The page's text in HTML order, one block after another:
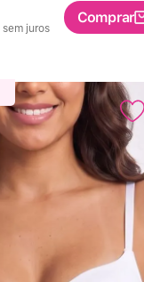
sem juros
Comprar